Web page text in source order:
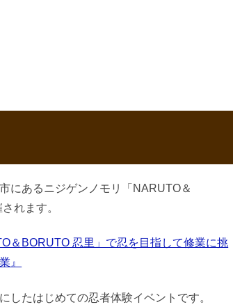
にあるニジゲンノモリ「NARUTO＆
れます。
＆BORUTO 忍里」で忍を目指して修業に挑
』
したはじめての忍者体験イベントです。